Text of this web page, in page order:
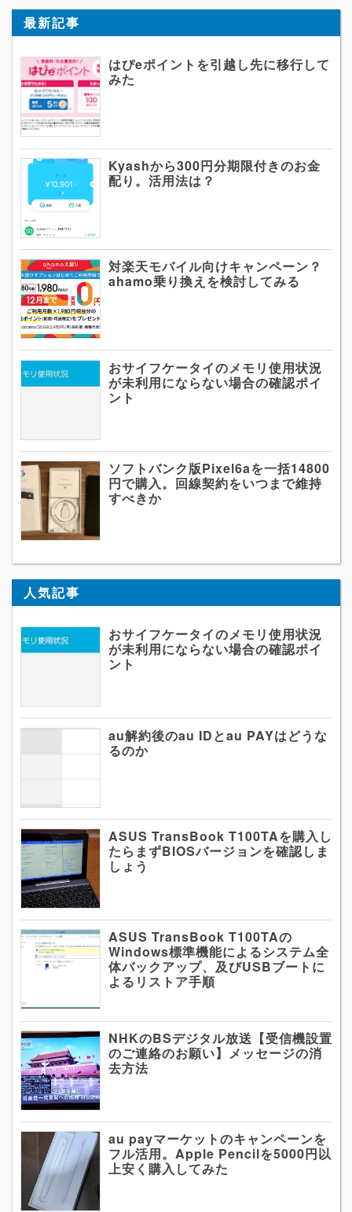
最新記事
はぴeポイントを引越し先に移行して
みた
Kyashから300円分期限付きのお金
配り。活用法は？
対楽天モバイル向けキャンペーン？
ahamo乗り換えを検討してみる
おサイフケータイのメモリ使用状況
が未利用にならない場合の確認ポイ
ント
ソフトバンク版Pixel6aを一括14800
円で購入。回線契約をいつまで維持
すべきか
人気記事
おサイフケータイのメモリ使用状況
が未利用にならない場合の確認ポイ
ント
au解約後のau IDとau PAYはどうな
るのか
ASUS TransBook T100TAを購入し
たらまずBIOSバージョンを確認しま
しょう
ASUS TransBook T100TAの
Windows標準機能によるシステム全
体バックアップ、及びUSBブートに
よるリストア手順
NHKのBSデジタル放送【受信機設置
のご連絡のお願い】メッセージの消
去方法
au payマーケットのキャンペーンを
フル活用。Apple Pencilを5000円以
上安く購入してみた